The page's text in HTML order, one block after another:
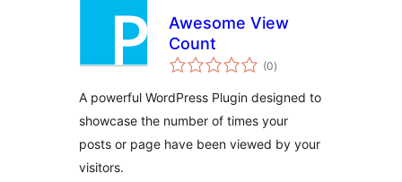
Awesome View
Count
(0전
체
점
)
A powerful WordPress Plugin designed to
showcase the number of times your
posts or page have been viewed by your
visitors.